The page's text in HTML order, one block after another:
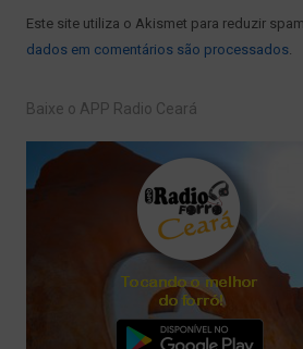
Este site utiliza o Akismet para reduzir spam.
dados em comentários são processados
Baixe o APP Radio Ceará